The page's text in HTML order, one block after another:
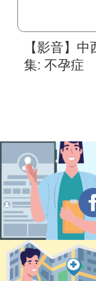
【影音】
集: 不孕症